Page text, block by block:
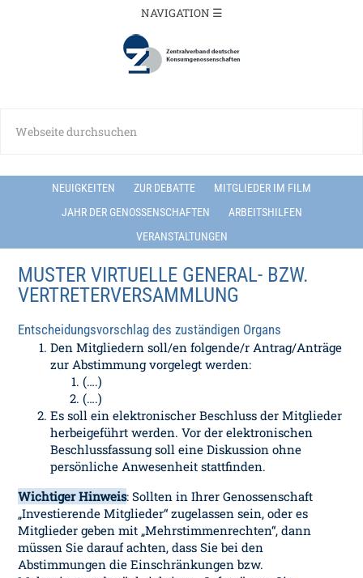
NEUIGKEITEN ZUR DEBATTE
MITGLIEDER IM FILM
JAHR DER GENOSSENSCHAFTEN
ARBEITSHILFEN
VERANSTALTUNGEN
MUSTER VIRTUELLE GENERAL- BZW.
VERTRETERVERSAMMLUNG
Entscheidungsvorschlag des zuständigen Organs
Den Mitgliedern soll/en folgende/r Antrag/Anträge
zur Abstimmung vorgelegt werden:
(….)
(….)
Es soll ein elektronischer Beschluss der Mitglieder
herbeigeführt werden. Vor der elektronischen
Beschlussfassung soll eine Diskussion ohne
persönliche Anwesenheit stattfinden.
Wichtiger Hinweis: Sollten in Ihrer Genossenschaft
„Investierende Mitglieder“ zugelassen sein, oder es
Mitglieder geben mit „Mehrstimmenrechten“, dann
müssen Sie darauf achten, dass Sie bei den
Abstimmungen die Einschränkungen bzw.